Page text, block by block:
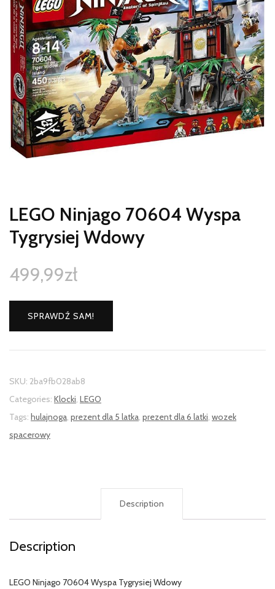
LEGO Ninjago 70604 Wyspa
Tygrysiej Wdowy
499,99zł
SPRAWDŹ SAM!
SKU: 2ba9fb028ab8
Categories: Klocki, LEGO
Tags: hulajnoga, prezent dla 5 latka, prezent dla 6 latki, wozek
spacerowy
Description
Description
LEGO Ninjago 70604 Wyspa Tygrysiej Wdowy